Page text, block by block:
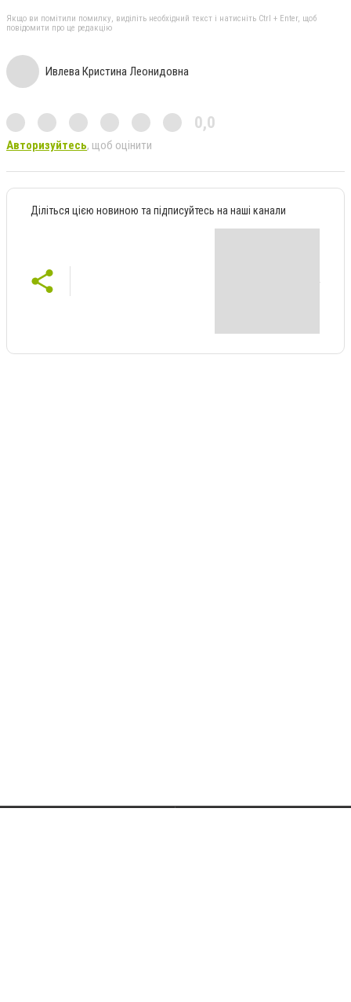
Якщо ви помітили помилку, виділіть необхідний текст і натисніть Ctrl + Enter, щоб
повідомити про це редакцію
Ивлева Кристина Леонидовна
0,0
Авторизуйтесь, щоб оцінити
Діліться цією новиною та підписуйтесь на наші канали